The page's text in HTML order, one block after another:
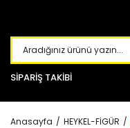
SİPARİŞ TAKİBİ
Anasayfa HEYKEL-FİGÜR